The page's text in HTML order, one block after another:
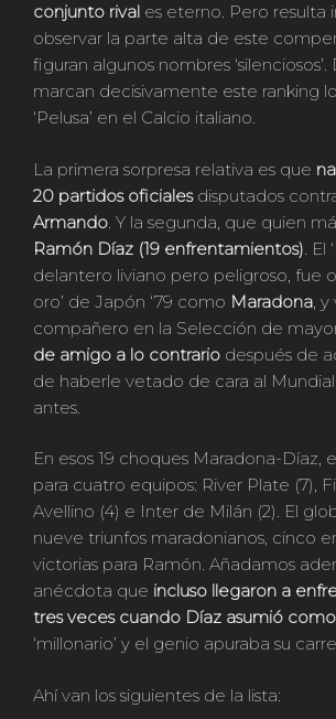
conjunto rival es eterno. Pero resulta
observar la parte alta de este
figuran algunos nombres
marcan decisivamente este ranking
‘Pelusa’ en el Calcio italiano.
La primera sorpresa relativa es que
20 partidos oficialesdisputados
Armando . Y la segunda, que quien
Ramón Díaz (19 enfrentamientos) .
delantero liviano pero peligroso, fue
oro’ de Japón ‘79 como Maradona ,
compañero en la Selección de
de amigo a lo contrario después de
de haberle vetado de cara al Mundial
antes.
En esos 19 choques Maradona-Díaz,
para cuatro equipos: River Plate (7),
Avellino (4) e Inter de Milán (2). El
nueve triunfos maradonianos, cinco
victorias para Ramón. Añadamos
anécdota que incluso llegaron a
tres veces cuando Díaz asumió
‘millonario’ y el genio apuraba su
Ahí van los siguientes de la lista: